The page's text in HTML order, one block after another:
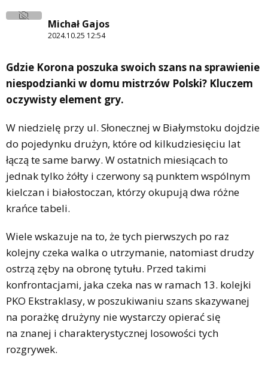
Michał Gajos
2024.10.25 12:54
Gdzie Korona poszuka swoich szans na sprawienie
niespodzianki w domu mistrzów Polski? Kluczem
oczywisty element gry.
W niedzielę przy ul. Słonecznej w Białymstoku dojdzie
do pojedynku drużyn, które od kilkudziesięciu lat
łączą te same barwy. W ostatnich miesiącach to
jednak tylko żółty i czerwony są punktem wspólnym
kielczan i białostoczan, którzy okupują dwa różne
krańce tabeli.
Wiele wskazuje na to, że tych pierwszych po raz
kolejny czeka walka o utrzymanie, natomiast drudzy
ostrzą zęby na obronę tytułu. Przed takimi
konfrontacjami, jaka czeka nas w ramach 13. kolejki
PKO Ekstraklasy, w poszukiwaniu szans skazywanej
na porażkę drużyny nie wystarczy opierać się
na znanej i charakterystycznej losowości tych
rozgrywek.